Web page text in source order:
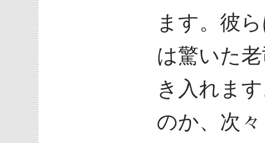
ます。彼
は驚いた
き入れま
のか、次